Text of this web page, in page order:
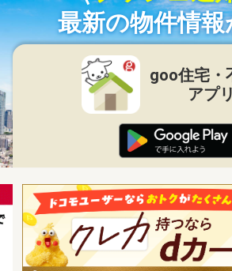
最新の物件情報
goo住宅・
アプリ